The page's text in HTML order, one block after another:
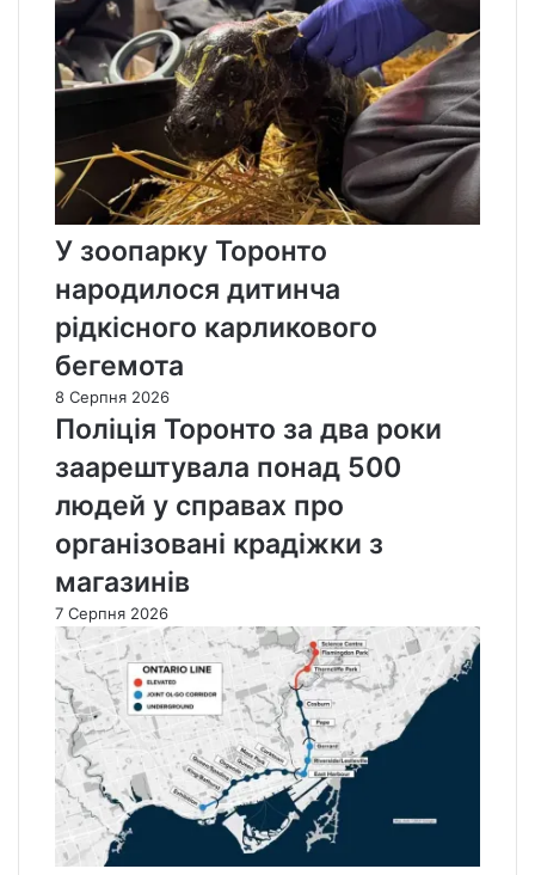
У зоопарку Торонто
народилося дитинча
рідкісного карликового
бегемота
8 Серпня 2026
Поліція Торонто за два роки
заарештувала понад 500
людей у справах про
організовані крадіжки з
магазинів
7 Серпня 2026